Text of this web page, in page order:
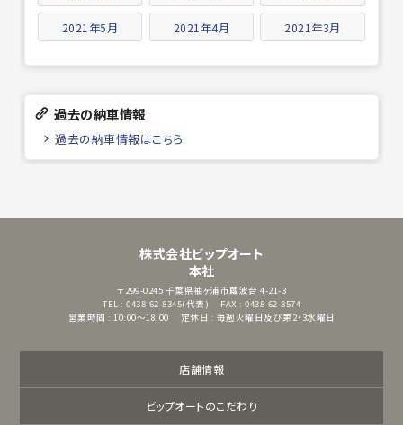
2021年5月 2021年4月 2021年3月
過去の納車情報
過去の納車情報はこちら
株式会社ビップオート
本社
〒299-0245 千葉県袖ヶ浦市蔵波台 4-21-3
TEL : 0438-62-8345(代表)
FAX : 0438-62-8574
営業時間 : 10:00～18:00
定休日 : 毎週火曜日及び第2・3水曜日
店舗情報
ビップオートのこだわり